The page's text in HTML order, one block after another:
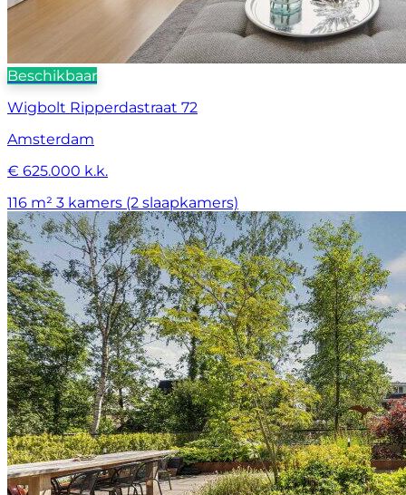
Beschikbaar
Wigbolt Ripperdastraat 72
Amsterdam
€ 625.000 k.k.
116 m² 3 kamers (2 slaapkamers)